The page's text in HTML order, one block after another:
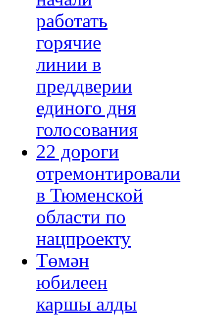
работать
горячие
линии в
преддверии
единого дня
голосования
22 дороги
отремонтировали
в Тюменской
области по
нацпроекту
Төмән
юбилеен
каршы алды